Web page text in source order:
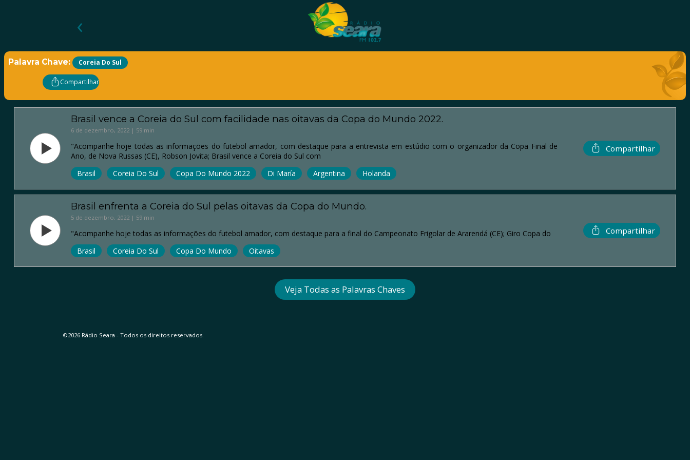
‹
Palavra Chave: Coreia Do Sul
Compartilhar
Brasil vence a Coreia do Sul com facilidade nas oitavas da Copa do Mundo 2022.
6 de dezembro, 2022 | 59 min
"Acompanhe hoje todas as informações do futebol amador, com destaque para a entrevista em estúdio com o organizador da Copa Final de
Ano, de Nova Russas (CE), Robson Jovita; Brasil vence a Coreia do Sul com
Brasil
Coreia Do Sul Copa Do Mundo 2022 Di María Argentina Holanda
Compartilhar
Brasil enfrenta a Coreia do Sul pelas oitavas da Copa do Mundo.
5 de dezembro, 2022 | 59 min
"Acompanhe hoje todas as informações do futebol amador, com destaque para a final do Campeonato Frigolar de Ararendá (CE); Giro Copa do
Brasil
Coreia Do Sul Copa Do Mundo Oitavas
Compartilhar
Veja Todas as Palavras Chaves
©2026 Rádio Seara - Todos os direitos reservados.